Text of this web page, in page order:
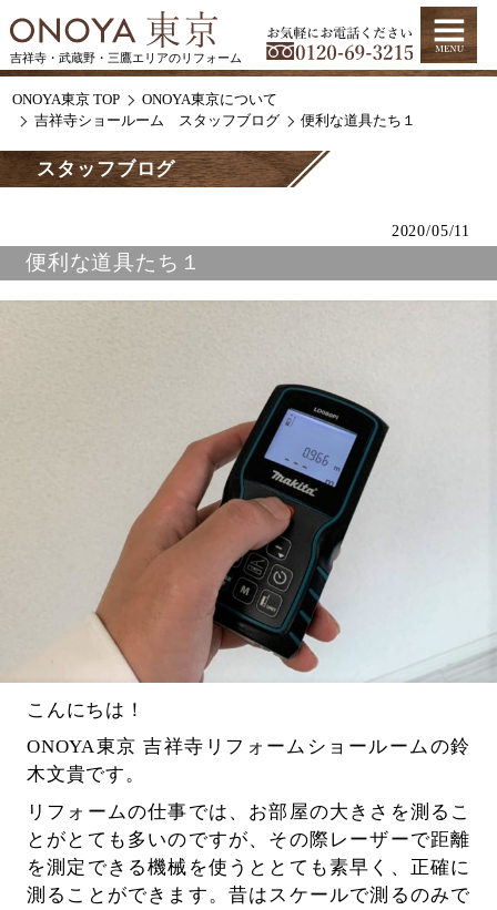
吉祥寺・武蔵野・三鷹エリアのリフォーム
ONOYA東京 TOP
ONOYA東京について
吉祥寺ショールーム スタッフブログ
便利な道具たち１
スタッフブログ
2020/05/11
便利な道具たち１
こんにちは！
ONOYA東京 吉祥寺リフォームショールームの鈴
木文貴です。
リフォームの仕事では、お部屋の大きさを測るこ
とがとても多いのですが、その際レーザーで距離
を測定できる機械を使うととても素早く、正確に
測ることができます。昔はスケールで測るのみで